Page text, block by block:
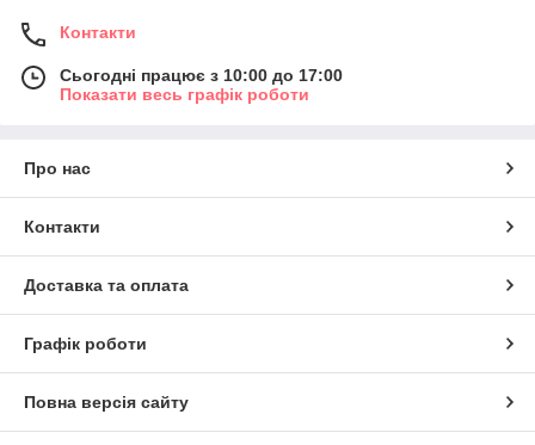
Контакти
Сьогодні працює з 10:00 до 17:00
Показати весь графік роботи
Про нас
Контакти
Доставка та оплата
Графік роботи
Повна версія сайту